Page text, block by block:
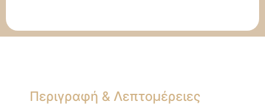
Περιγραφή & Λεπτομέρειες